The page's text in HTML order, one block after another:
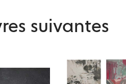
suivantes